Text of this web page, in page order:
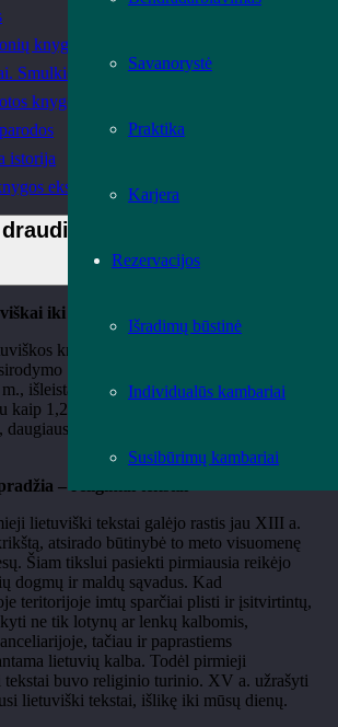
Savanorystė
Praktika
Karjera
Rezervacijos
Išradimų būstinė
Individualūs kambariai
Susibūrimų kambariai
knygų rinkiniai
Smulkieji spaudiniai
knygos
istorija
ekspozicija
iki XIX a. vid.?
knygos – Martyno Mažvydo
1547 m. iki spaudos draudimo
išleista apie 5,5 tūkst. lietuviškų
kaip 1,2 tūkst. jų saugoma Senųjų ir retų
išleistų spaudos draudimo
– religiniai tekstai
lietuviški tekstai galėjo rastis jau XIII a.
atsirado būtinybė to meto visuomenę
Šiam tikslui pasiekti pirmiausia reikėjo
dogmų ir maldų sąvadus. Kad
teritorijoje imtų sparčiai plisti ir įsitvirtintų,
ne tik lotynų ar lenkų kalbomis,
tačiau ir paprastiems
lietuvių kalba. Todėl pirmieji
tekstai buvo religinio turinio. XV a. užrašyti
lietuviški tekstai, išlikę iki mūsų dienų.